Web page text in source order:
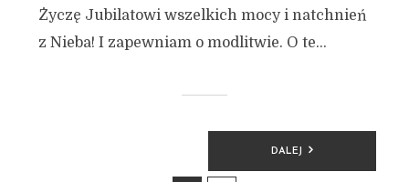
Życzę Jubilatowi wszelkich mocy i natchnień
z Nieba! I zapewniam o modlitwie. O te...
DALEJ